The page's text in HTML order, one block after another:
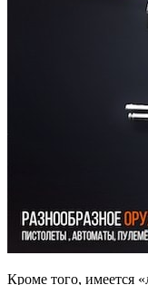
Кроме того, имеется